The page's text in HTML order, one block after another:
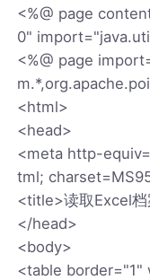
<%@ page
0"
<%@ page
<html>
<head>
<meta http-
tml;
<title>读取Excel
</head>
<body>
<table border="1"